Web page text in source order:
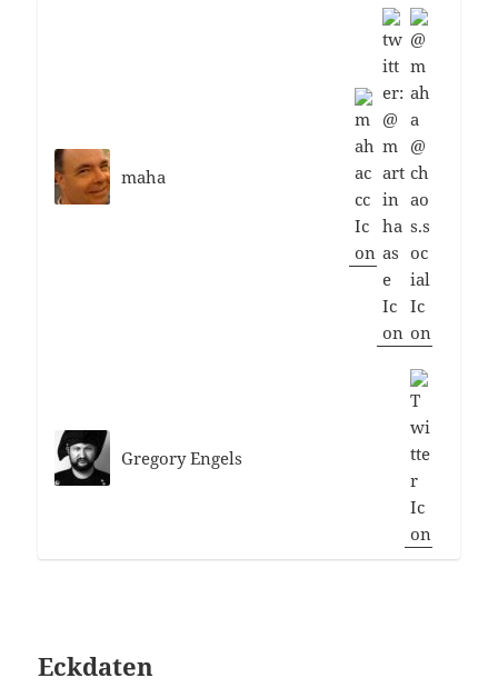
maha
Gregory Engels
Eckdaten